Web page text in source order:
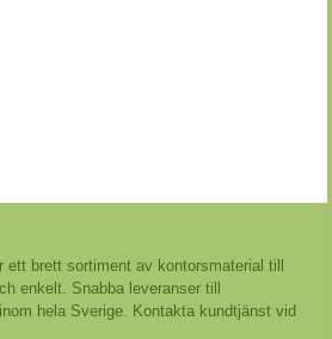
ett brett sortiment av kontorsmaterial till
enkelt. Snabba leveranser till
hela Sverige. Kontakta kundtjänst vid